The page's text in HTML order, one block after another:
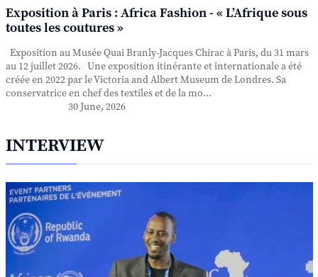
Exposition à Paris : Africa Fashion - « L’Afrique sous
toutes les coutures »
Exposition au Musée Quai Branly-Jacques Chirac à Paris, du 31 mars
au 12 juillet 2026. Une exposition itinérante et internationale a été
créée en 2022 par le Victoria and Albert Museum de Londres. Sa
conservatrice en chef des textiles et de la mo...
30 June, 2026
INTERVIEW